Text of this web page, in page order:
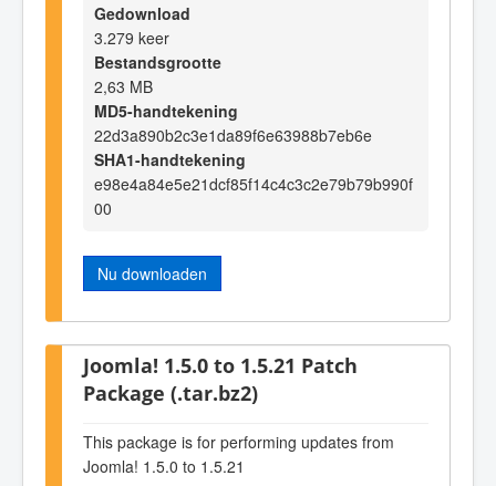
Gedownload
3.279 keer
Bestandsgrootte
2,63 MB
MD5-handtekening
22d3a890b2c3e1da89f6e63988b7eb6e
SHA1-handtekening
e98e4a84e5e21dcf85f14c4c3c2e79b79b990f
00
Nu downloaden
Joomla! 1.5.0 to 1.5.21 Patch
Package (.tar.bz2)
This package is for performing updates from
Joomla! 1.5.0 to 1.5.21